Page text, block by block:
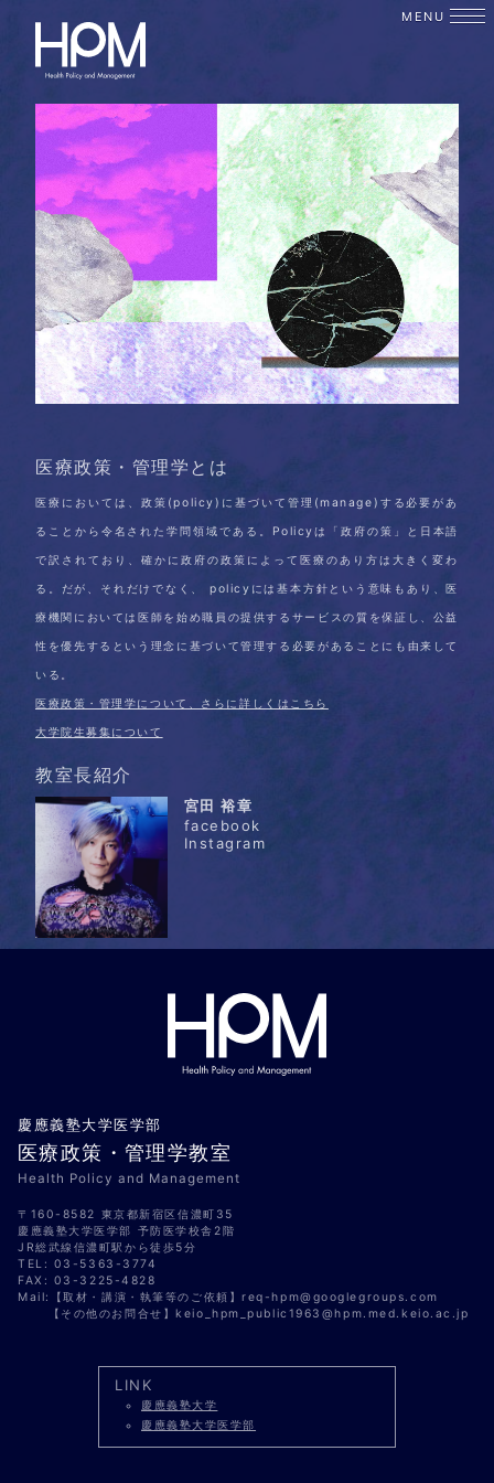
MENU
医療政策・管理学とは
医療においては、政策(policy)に基づいて管理(manage)する必要があ
ることから令名された学問領域である。Policyは「政府の策」と日本語
で訳されており、確かに政府の政策によって医療のあり方は大きく変わ
る。だが、それだけでなく、 policyには基本方針という意味もあり、医
療機関においては医師を始め職員の提供するサービスの質を保証し、公益
性を優先するという理念に基づいて管理する必要があることにも由来して
いる。
医療政策・管理学について、さらに詳しくはこちら
大学院生募集について
教室長紹介
宮田 裕章
facebook
Instagram
慶應義塾大学医学部
医療政策・管理学教室
Health Policy and Management
〒160-8582 東京都新宿区信濃町35
慶應義塾大学医学部 予防医学校舎2階
JR総武線信濃町駅から徒歩5分
TEL: 03-5363-3774
FAX: 03-3225-4828
Mail:【取材・講演・執筆等のご依頼】req-hpm@googlegroups.com
【その他のお問合せ】keio_hpm_public1963@hpm.med.keio.ac.jp
慶應義塾大学
慶應義塾大学医学部